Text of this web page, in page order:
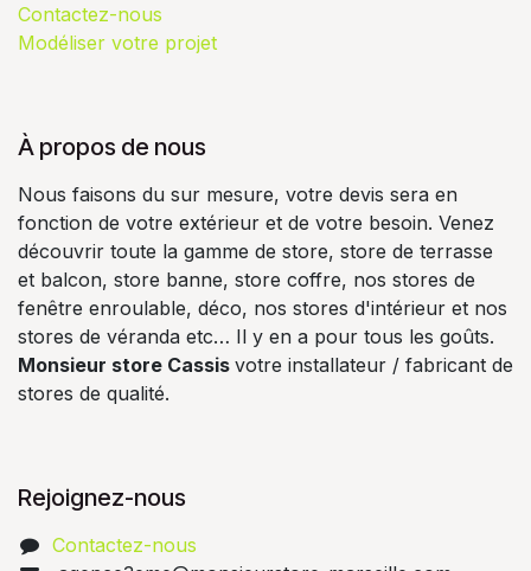
Contactez-nous
Modéliser votre projet
À propos de nous
Nous faisons du sur mesure, votre devis sera en
fonction de votre extérieur et de votre besoin. Venez
découvrir toute la gamme de store, store de terrasse
et balcon, store banne, store coffre, nos stores de
fenêtre enroulable, déco, nos stores d'intérieur et nos
stores de véranda etc… Il y en a pour tous les goûts.
Monsieur store Cassis votre installateur / fabricant de
stores de qualité.
Rejoignez-nous
Contactez-nous